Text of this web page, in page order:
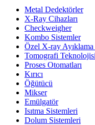
Metal Dedektörler
X-Ray Cihazları
Checkweigher
Kombo Sistemler
Özel X-ray
Tomografi
Proses Otomatları
Kırıcı
Öğütücü
Mikser
Emülgatör
Isıtma Sistemleri
Dolum Sistemleri